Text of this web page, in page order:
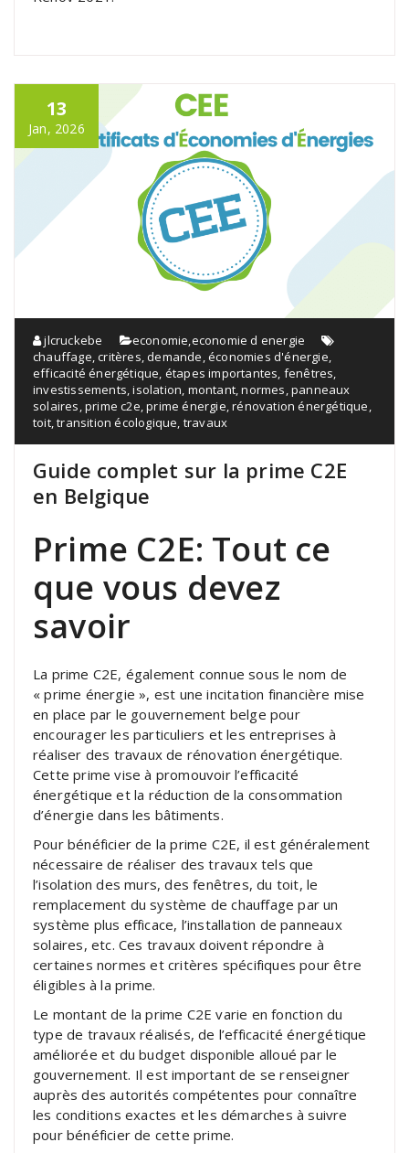
13
Jan, 2026
jlcruckebe economie economie d energie
chauffage ,critères ,demande ,économies d'énergie
efficacité énergétique étapes importantes fenêtres
investissements ,isolation montant ,normes ,panneaux
solaires ,prime c2e ,prime énergie ,rénovation énergétique
toit,transition écologique travaux
Guide complet sur la prime C2E
en Belgique
Prime C2E: Tout ce
que vous devez
savoir
La prime C2E, également connue sous le nom de
« prime énergie », est une incitation financière mise
en place par le gouvernement belge pour
encourager les particuliers et les entreprises à
réaliser des travaux de rénovation énergétique.
Cette prime vise à promouvoir l’efficacité
énergétique et la réduction de la consommation
d’énergie dans les bâtiments.
Pour bénéficier de la prime C2E, il est généralement
nécessaire de réaliser des travaux tels que
l’isolation des murs, des fenêtres, du toit, le
remplacement du système de chauffage par un
système plus efficace, l’installation de panneaux
solaires, etc. Ces travaux doivent répondre à
certaines normes et critères spécifiques pour être
éligibles à la prime.
Le montant de la prime C2E varie en fonction du
type de travaux réalisés, de l’efficacité énergétique
améliorée et du budget disponible alloué par le
gouvernement. Il est important de se renseigner
auprès des autorités compétentes pour connaître
les conditions exactes et les démarches à suivre
pour bénéficier de cette prime.